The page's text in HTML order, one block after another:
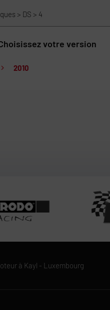
> DS > 4
votre version
2010
à Kayl - Luxembourg